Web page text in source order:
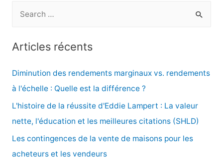
e
r
c
Articles récents
Diminution des rendements marginaux vs. rendements
à l'échelle : Quelle est la différence ?
L'histoire de la réussite d'Eddie Lampert : La valeur
nette, l'éducation et les meilleures citations (SHLD)
Les contingences de la vente de maisons pour les
acheteurs et les vendeurs